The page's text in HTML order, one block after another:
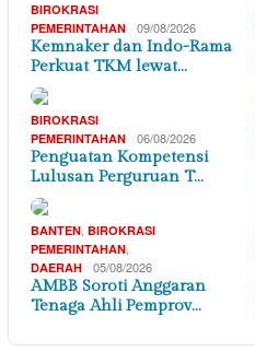
BIROKRASI
PEMERINTAHAN
09/08/2026
Kemnaker dan Indo-Rama
Perkuat TKM lewat…
BIROKRASI
PEMERINTAHAN
06/08/2026
Penguatan Kompetensi
Lulusan Perguruan T…
BANTEN, BIROKRASI
PEMERINTAHAN,
DAERAH 05/08/2026
AMBB Soroti Anggaran
Tenaga Ahli Pemprov…